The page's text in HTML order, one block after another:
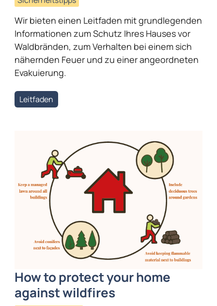
Wir bieten einen Leitfaden mit grundlegenden
Informationen zum Schutz Ihres Hauses vor
Waldbränden, zum Verhalten bei einem sich
nähernden Feuer und zu einer angeordneten
Evakuierung.
Leitfaden
How to protect your home
against wildfires